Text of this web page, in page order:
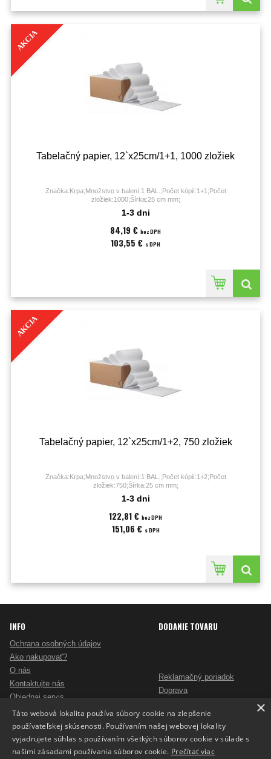
AKCIA
Tabelačný papier, 12`x25cm/1+1, 1000 zložiek
Značka:Krpa;Množstvo v balení:1 BAL.;Počet kópií:1+1;Počet
zložiek:1000;Šírka:25 cm mm;
1-3 dni
84,19 € bez DPH
103,55 € s DPH
AKCIA
Tabelačný papier, 12`x25cm/1+2, 750 zložiek
Značka:Krpa;Množstvo v balení:1 BAL.;Počet kópií:1+2;Počet
zložiek:750;Šírka:25 cm mm;
1-3 dni
122,81 € bez DPH
151,06 € s DPH
INFO DODANIE TOVARU
Ochrana osobných údajov
Ako nakupovať?
O nás
Kontaktujte nás
Objednaj servis
Pošlite mi ponuku
Ako vybrať skartovač?
Nezáväzný dopyt na reklamné predmety
Potlač reklamných predmetov
Reklamačný poriadok
Doprava
Alternatívne riešenie sporov
Odstúpenie od zmluvy
×
Táto webová lokalita používa súbory cookie na zlepšenie
používateľskej skúsenosti. Používaním našej webovej lokality
vyjadrujete súhlas s používaním všetkých súborov cookie v súlade s
našimi zásadami používania súborov cookie. Prečítať viac